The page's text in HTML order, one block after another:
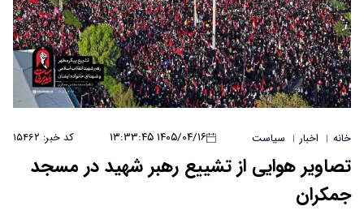
خانه | اخبار | سیاست ۱۴۰۵/۰۴/۱۶ ۱۳:۳۳:۴۵ کد خبر: ۱۵۴۶۲
تصاویر هوایی از تشییع رهبر شهید در مسجد
جمکران